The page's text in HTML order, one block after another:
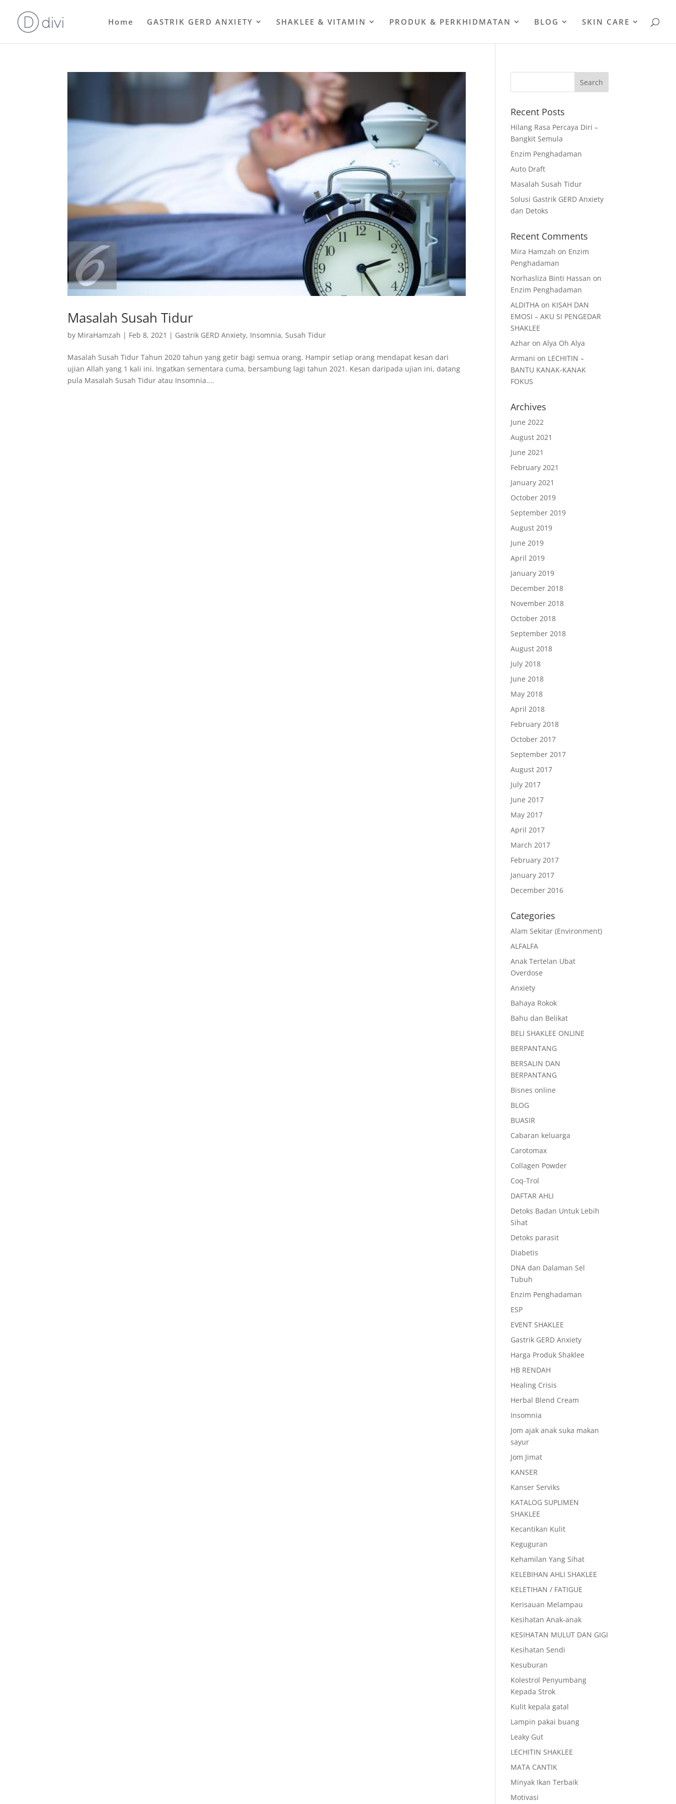
Home GASTRIK GERD ANXIETY SHAKLEE & VITAMIN PRODUK & PERKHIDMATAN BLOG SKIN CARE
Masalah Susah Tidur
by MiraHamzah | Feb 8, 2021 | Gastrik GERD Anxiety, Insomnia,Susah Tidur
Masalah Susah Tidur Tahun 2020 tahun yang getir bagi semua orang. Hampir setiap orang mendapat kesan dari
ujian Allah yang 1 kali ini. Ingatkan sementara cuma, bersambung lagi tahun 2021. Kesan daripada ujian ini, datang
pula Masalah Susah Tidur atau Insomnia....
Recent Posts
Hilang Rasa Percaya Diri –
Bangkit Semula
Enzim Penghadaman
Auto Draft
Masalah Susah Tidur
Solusi Gastrik GERD Anxiety
dan Detoks
Recent Comments
Mira Hamzah on Enzim
Penghadaman
Norhasliza Binti Hassan on
Enzim Penghadaman
ALDITHA on KISAH DAN
EMOSI – AKU SI PENGEDAR
SHAKLEE
Azhar onAlya Oh Alya
Armani on LECHITIN –
BANTU KANAK-KANAK
FOKUS
Archives
June 2022
August 2021
June 2021
February 2021
January 2021
October 2019
September 2019
August 2019
June 2019
April 2019
January 2019
December 2018
November 2018
October 2018
September 2018
August 2018
July 2018
June 2018
May 2018
April 2018
February 2018
October 2017
September 2017
August 2017
July 2017
June 2017
May 2017
April 2017
March 2017
February 2017
January 2017
December 2016
Categories
Alam Sekitar (Environment)
ALFALFA
Anak Tertelan Ubat
Overdose
Anxiety
Bahaya Rokok
Bahu dan Belikat
BELI SHAKLEE ONLINE
BERPANTANG
BERSALIN DAN
BERPANTANG
Bisnes online
BLOG
BUASIR
Cabaran keluarga
Carotomax
Collagen Powder
Coq-Trol
DAFTAR AHLI
Detoks Badan Untuk Lebih
Sihat
Detoks parasit
Diabetis
DNA dan Dalaman Sel
Tubuh
Enzim Penghadaman
ESP
EVENT SHAKLEE
Gastrik GERD Anxiety
Harga Produk Shaklee
HB RENDAH
Healing Crisis
Herbal Blend Cream
Insomnia
Jom ajak anak suka makan
sayur
Jom Jimat
KANSER
Kanser Serviks
KATALOG SUPLIMEN
SHAKLEE
Kecantikan Kulit
Keguguran
Kehamilan Yang Sihat
KELEBIHAN AHLI SHAKLEE
KELETIHAN / FATIGUE
Kerisauan Melampau
Kesihatan Anak-anak
KESIHATAN MULUT DAN GIGI
Kesihatan Sendi
Kesuburan
Kolestrol Penyumbang
Kepada Strok
Kulit kepala gatal
Lampin pakai buang
Leaky Gut
LECHITIN SHAKLEE
MATA CANTIK
Minyak Ikan Terbaik
Motivasi